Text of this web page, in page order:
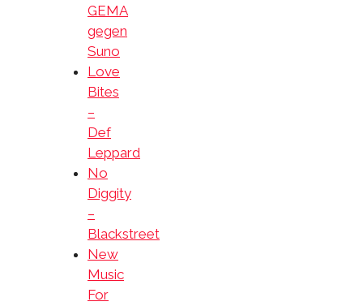
GEMA
gegen
Suno
Love
Bites
–
Def
Leppard
No
Diggity
–
Blackstreet
New
Music
For